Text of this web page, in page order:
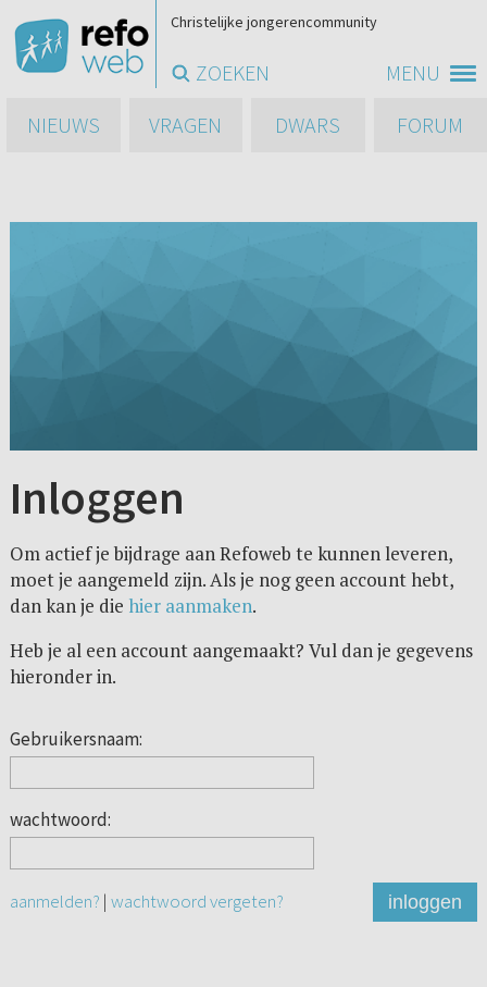
MENU
Christelijke jongerencommunity
ZOEKEN
NIEUWS
VRAGEN DWARS FORUM
Inloggen
Om actief je bijdrage aan Refoweb te kunnen leveren,
moet je aangemeld zijn. Als je nog geen account hebt,
dan kan je die hier aanmaken.
Heb je al een account aangemaakt? Vul dan je gegevens
hieronder in.
Gebruikersnaam:
wachtwoord:
aanmelden? | wachtwoord vergeten? inloggen